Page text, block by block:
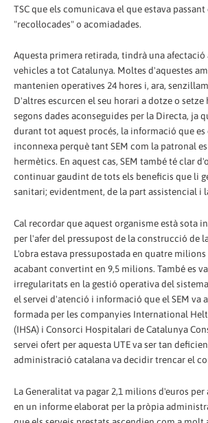
TSC que els comunicava el que estava
"recol·locades" o acomiadades.
Aquesta primera retirada, tindrà una afectació
vehicles a tot Catalunya. Moltes d'aquestes
mantenien operatives 24 hores i, ara,
D'altres escurcen el seu horari a dotze o setze
segons dades aconseguides per la Directa, ja
durant tot aquest procés, la informació que es
inconnexa perquè tant SEM com la patronal
hermètics. En aquest cas, SEM també té clar
continuar gaudint de tots els beneficis que li
sanitari; evidentment, de la part assistencial i
Cal recordar que aquest organisme està sota
per l'afer del pressupost de la construcció de
L'obra estava pressupostada en quatre milions
acabant convertint en 9,5 milions. També es
irregularitats en la gestió operativa del
el servei d'atenció i informació que el SEM va
formada per les companyies International
(IHSA) i Consorci Hospitalari de Catalunya
servei ofert per aquesta UTE va ser tan
administració catalana va decidir trencar el
La Generalitat va pagar 2,1 milions d'euros per
en un informe elaborat per la pròpia